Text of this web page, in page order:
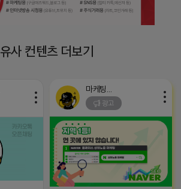
유사 컨텐츠 더보기
광고